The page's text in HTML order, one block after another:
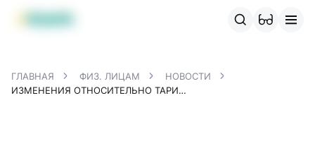
Продукты MBANK
ГЛАВНАЯ ФИЗ. ЛИЦАМ
НОВОСТИ
ИЗМЕНЕНИЯ ОТНОСИТЕЛЬНО ТАРИФОВ КОМИССИОННЫХ СБОРОВ И ПОЖЕРТВОВАНИИЙ НА БЛАГОТВОРИТЕЛЬНЫЕ ЦЕЛИ ПО ДОГОВОРАМ МУРАБАХА